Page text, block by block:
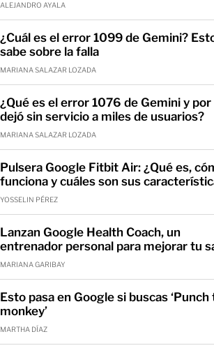
ALEJANDRO AYALA
¿Cuál es el error 1099 de Gemini?
sabe sobre la falla
MARIANA SALAZAR LOZADA
¿Qué es el error 1076 de Gemini y por
dejó sin servicio a miles de usuarios?
MARIANA SALAZAR LOZADA
Pulsera Google Fitbit Air: ¿Qué es,
funciona y cuáles son sus
YOSSELIN PÉREZ
Lanzan Google Health Coach, un
entrenador personal para mejorar tu
MARIANA GARIBAY
Esto pasa en Google si buscas ‘Punch
monkey’
MARTHA DÍAZ